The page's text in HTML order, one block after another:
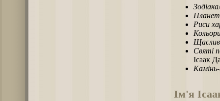
Риси
Святі
Ісаак
Ім'я